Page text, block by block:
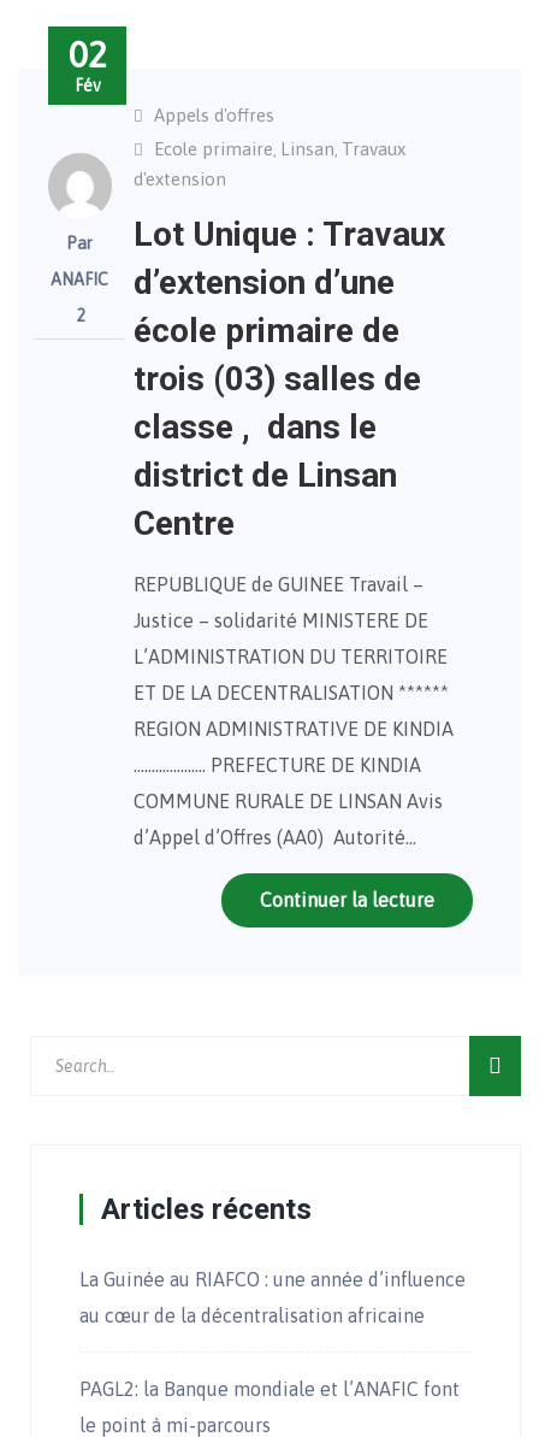
02
Fév
Par
ANAFIC
2
Appels d'offres
Ecole primaire, Linsan, Travaux
d'extension
Lot Unique : Travaux
d’extension d’une
école primaire de
trois (03) salles de
classe , dans le
district de Linsan
Centre
REPUBLIQUE de GUINEE Travail –
Justice – solidarité MINISTERE DE
L’ADMINISTRATION DU TERRITOIRE
ET DE LA DECENTRALISATION ******
REGION ADMINISTRATIVE DE KINDIA
……………….. PREFECTURE DE KINDIA
COMMUNE RURALE DE LINSAN Avis
d’Appel d’Offres (AA0) Autorité…
Continuer la lecture
Articles récents
La Guinée au RIAFCO : une année d’influence
au cœur de la décentralisation africaine
PAGL2: la Banque mondiale et l’ANAFIC font
le point à mi-parcours